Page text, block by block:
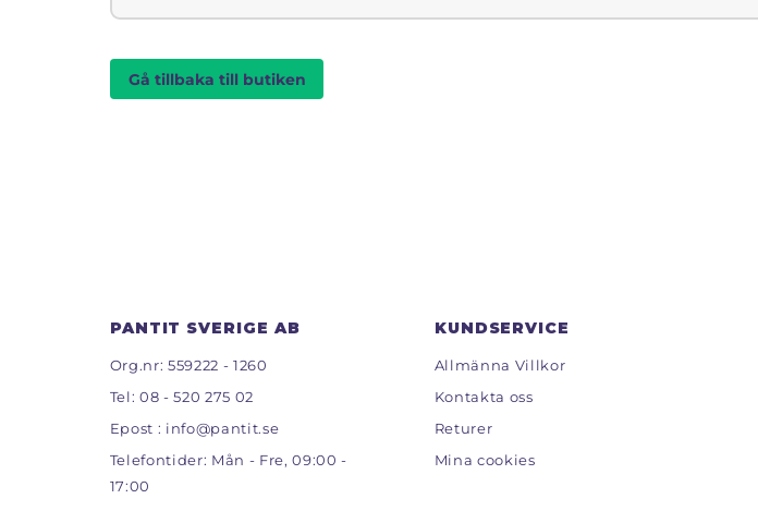
Gå tillbaka till butiken
PANTIT SVERIGE AB
Org.nr: 559222 - 1260
Tel:08 - 520 275 02
Epost : info@pantit.se
Telefontider: Mån - Fre, 09:00 -
17:00
KUNDSERVICE
Allmänna Villkor
Kontakta oss
Returer
Mina cookies